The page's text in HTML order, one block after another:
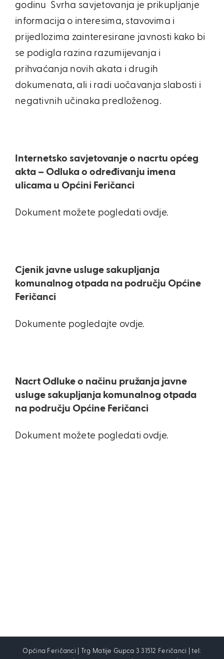
godinu Svrha savjetovanja je prikupljanje
informacija o interesima, stavovima i
prijedlozima zainteresirane javnosti kako bi
se podigla razina razumijevanja i
prihvaćanja novih akata i drugih
dokumenata, ali i radi uočavanja slabosti i
negativnih učinaka predloženog.
Internetsko savjetovanje o nacrtu općeg
akta – Odluka o određivanju imena
ulicama u Općini Feričanci
Dokument možete pogledati ovdje.
Cjenik javne usluge sakupljanja
komunalnog otpada na području Općine
Feričanci
Dokumente pogledajte ovdje.
Nacrt Odluke o načinu pružanja javne
usluge sakupljanja komunalnog otpada
na području Općine Feričanci
Dokument možete pogledati ovdje.
Općina Feričanci | Trg Matije Gupca 3 31512 Feričanci | tel: